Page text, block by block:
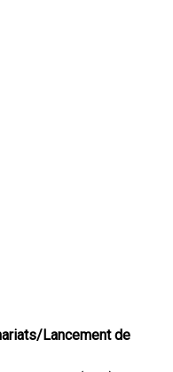
Lancement de